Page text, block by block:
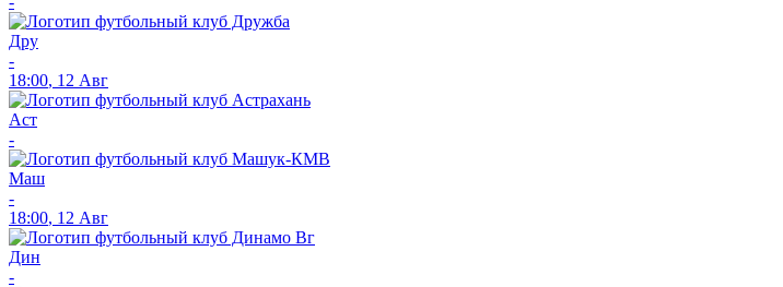
Дру
-
18:00, 12 Авг
Аст
-
Маш
-
18:00, 12 Авг
Дин
-